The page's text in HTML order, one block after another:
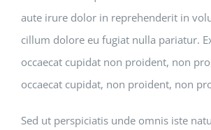
aute irure dolor in reprehenderit in
cillum dolore eu fugiat nulla pariatur.
occaecat cupidat non proident, non
occaecat cupidat, non proident, non
Sed ut perspiciatis unde omnis iste